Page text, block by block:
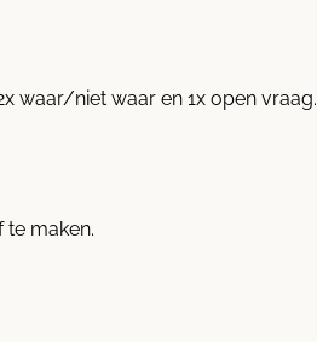
waar/niet waar en 1x open vraag.
maken.